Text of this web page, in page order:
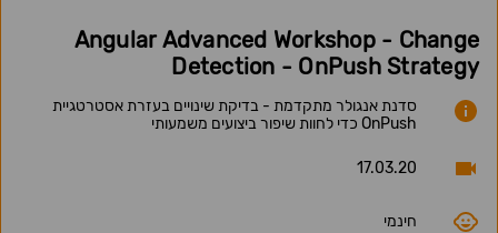
Angular Advanced Workshop - Change
Detection - OnPush Strategy
סדנת אנגולר מתקדמת - בדיקת שינויים בעזרת אסטרטגיית
OnPush כדי לחוות שיפור ביצועים משמעותי
17.03.20
חינמי